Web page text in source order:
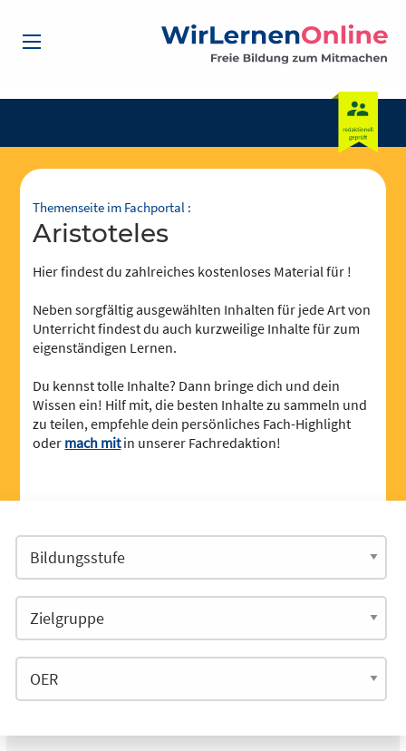
Themenseite im Fachportal :
Aristoteles
Hier findest du zahlreiches kostenloses Material für !
Neben sorgfältig ausgewählten Inhalten für jede Art von
Unterricht findest du auch kurzweilige Inhalte für zum
eigenständigen Lernen.
Du kennst tolle Inhalte? Dann bringe dich und dein
Wissen ein! Hilf mit, die besten Inhalte zu sammeln und
zu teilen, empfehle dein persönliches Fach-Highlight
oder mach mitin unserer Fachredaktion!